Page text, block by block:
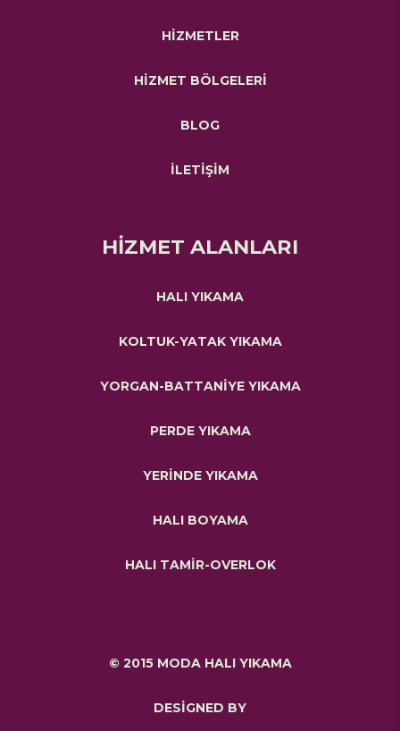
HİZMETLER
HİZMET BÖLGELERİ
BLOG
İLETİŞİM
HİZMET ALANLARI
HALI YIKAMA
KOLTUK-YATAK YIKAMA
YORGAN-BATTANİYE YIKAMA
PERDE YIKAMA
YERİNDE YIKAMA
HALI BOYAMA
HALI TAMİR-OVERLOK
© 2015 MODA HALI YIKAMA
DESİGNED BY